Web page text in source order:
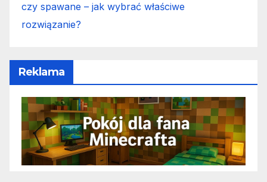
czy spawane – jak wybrać właściwe
rozwiązanie?
Reklama